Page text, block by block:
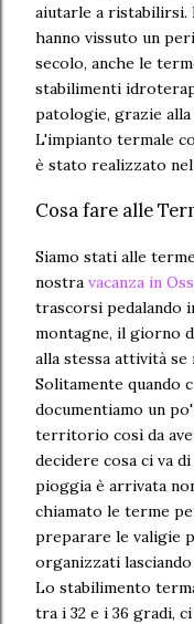
aiutarle a ristabilirsi.
hanno vissuto un
secolo, anche le
stabilimenti
patologie, grazie alla
L'impianto termale
è stato realizzato nel
Cosa fare alle
Siamo stati alle
nostra vacanza in
trascorsi pedalando
montagne, il giorno
alla stessa attività
Solitamente quando
documentiamo un
territorio così da
decidere cosa ci va
pioggia è arrivata
chiamato le terme
preparare le valigie
organizzati
Lo stabilimento
tra i 32 e i 36 gradi,